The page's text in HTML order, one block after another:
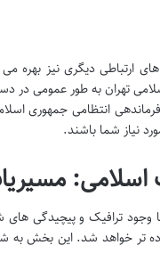
ارتباطی دیگری نیز بهره
یا وب سایت اختصاصی برای کلانتری ۱۴۸ انقلاب
فرماندهی انتظامی جمهوری
نیاز شما باشند.
پایتخت، با وجود ترافیک و
تر خواهد شد. این بخش به